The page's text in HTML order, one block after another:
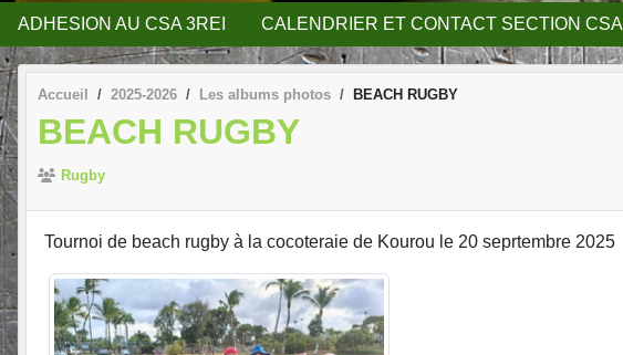
ADHESION AU CSA 3REI CALENDRIER ET CONTACT SECTION CSA
Accueil 2025-2026 Les albums photos BEACH RUGBY
BEACH RUGBY
Rugby
Tournoi de beach rugby à la cocoteraie de Kourou le 20 seprtembre 2025